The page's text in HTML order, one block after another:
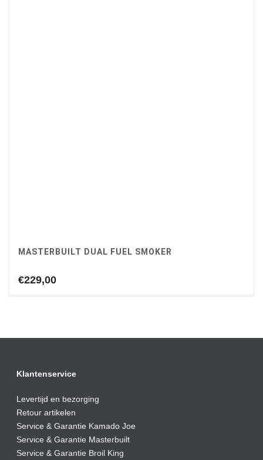
MASTERBUILT DUAL FUEL SMOKER
€229,00
Klantenservice
Levertijd en bezorging
Retour artikelen
Service & Garantie Kamado Joe
Service & Garantie Masterbuilt
Service & Garantie Broil King